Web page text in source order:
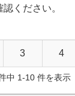
認ください。
3 4
中 1-10 件を表示